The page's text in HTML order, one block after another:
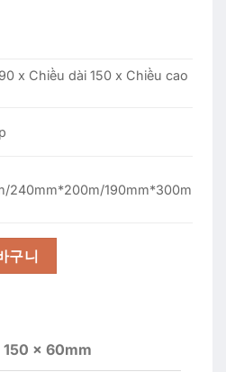
x Chiều dài 150 x Chiều cao
240mm*200m/190mm*300m
실링용기 화이트 수량
구니
150 x 60mm